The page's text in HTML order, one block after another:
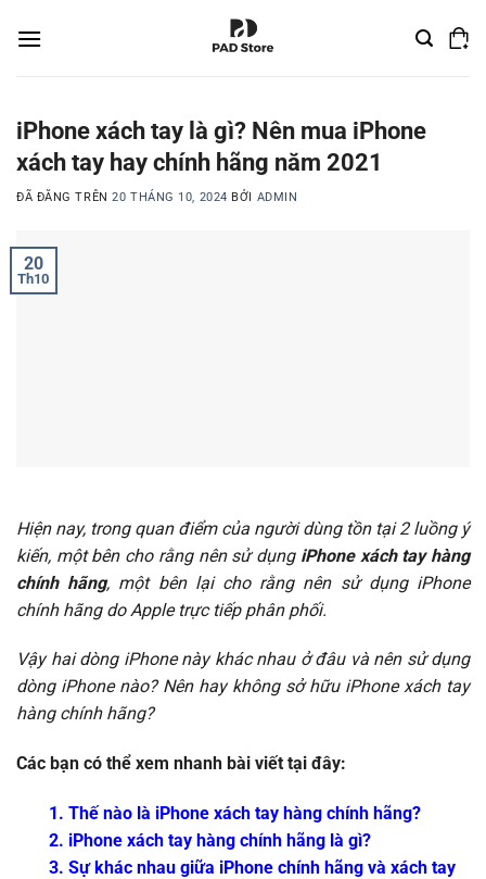
đến
iPhone xách tay là gì? Nên mua iPhone
xách tay hay chính hãng năm 2021
ĐÃ ĐĂNG TRÊN20 THÁNG 10, 2024 BỞI ADMIN
20
Th10
Hiện nay, trong quan điểm của người dùng tồn tại 2 luồng ý
kiến, một bên cho rằng nên sử dụng iPhone xách tay hàng
chính hãng, một bên lại cho rằng nên sử dụng iPhone
chính hãng do Apple trực tiếp phân phối.
Vậy hai dòng iPhone này khác nhau ở đâu và nên sử dụng
dòng iPhone nào? Nên hay không sở hữu iPhone xách tay
hàng chính hãng?
Các bạn có thể xem nhanh bài viết tại đây:
1. Thế nào là iPhone xách tay hàng chính hãng?
2. iPhone xách tay hàng chính hãng là gì?
3. Sự khác nhau giữa iPhone chính hãng và xách tay